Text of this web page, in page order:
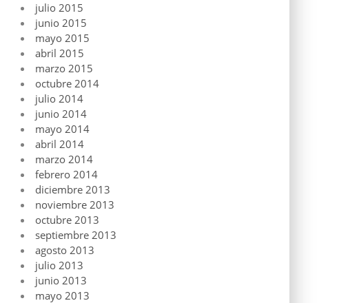
julio 2015
junio 2015
mayo 2015
abril 2015
marzo 2015
octubre 2014
julio 2014
junio 2014
mayo 2014
abril 2014
marzo 2014
febrero 2014
diciembre 2013
noviembre 2013
octubre 2013
septiembre 2013
agosto 2013
julio 2013
junio 2013
mayo 2013